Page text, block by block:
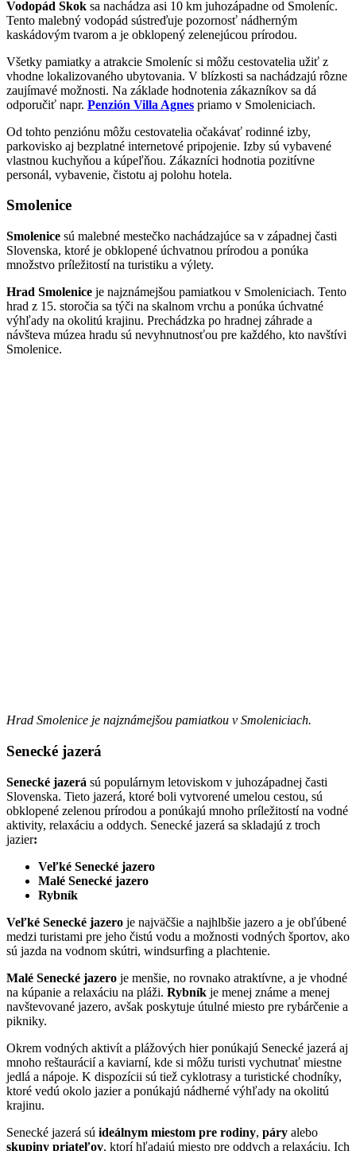
Vodopád Skok sa nachádza asi 10 km juhozápadne od Smoleníc.
Tento malebný vodopád sústreďuje pozornosť nádherným
kaskádovým tvarom a je obklopený zelenejúcou prírodou.
Všetky pamiatky a atrakcie Smoleníc si môžu cestovatelia užiť z
vhodne lokalizovaného ubytovania. V blízkosti sa nachádzajú rôzne
zaujímavé možnosti. Na základe hodnotenia zákazníkov sa dá
odporučiť napr. Penzión Villa Agnes priamo v Smoleniciach.
Od tohto penziónu môžu cestovatelia očakávať rodinné izby,
parkovisko aj bezplatné internetové pripojenie. Izby sú vybavené
vlastnou kuchyňou a kúpeľňou. Zákazníci hodnotia pozitívne
personál, vybavenie, čistotu aj polohu hotela.
Smolenice
Smolenice sú malebné mestečko nachádzajúce sa v západnej časti
Slovenska, ktoré je obklopené úchvatnou prírodou a ponúka
množstvo príležitostí na turistiku a výlety.
Hrad Smolenice je najznámejšou pamiatkou v Smoleniciach. Tento
hrad z 15. storočia sa týči na skalnom vrchu a ponúka úchvatné
výhľady na okolitú krajinu. Prechádzka po hradnej záhrade a
návšteva múzea hradu sú nevyhnutnosťou pre každého, kto navštívi
Smolenice.
Hrad Smolenice je najznámejšou pamiatkou v Smoleniciach.
Senecké jazerá
Senecké jazerá sú populárnym letoviskom v juhozápadnej časti
Slovenska. Tieto jazerá, ktoré boli vytvorené umelou cestou, sú
obklopené zelenou prírodou a ponúkajú mnoho príležitostí na vodné
aktivity, relaxáciu a oddych. Senecké jazerá sa skladajú z troch
jazier:
Veľké Senecké jazero
Malé Senecké jazero
Rybník
Veľké Senecké jazero je najväčšie a najhlbšie jazero a je obľúbené
medzi turistami pre jeho čistú vodu a možnosti vodných športov, ako
sú jazda na vodnom skútri, windsurfing a plachtenie.
Malé Senecké jazero je menšie, no rovnako atraktívne, a je vhodné
na kúpanie a relaxáciu na pláži. Rybník je menej známe a menej
navštevované jazero, avšak poskytuje útulné miesto pre rybárčenie a
pikniky.
Okrem vodných aktivít a plážových hier ponúkajú Senecké jazerá aj
mnoho reštaurácií a kaviarní, kde si môžu turisti vychutnať miestne
jedlá a nápoje. K dispozícii sú tiež cyklotrasy a turistické chodníky,
ktoré vedú okolo jazier a ponúkajú nádherné výhľady na okolitú
krajinu.
Senecké jazerá sú ideálnym miestom pre rodiny, páry alebo
skupiny priateľov, ktorí hľadajú miesto pre oddych a relaxáciu. Ich